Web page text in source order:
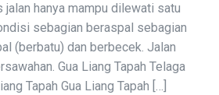
hanya mampu dilewati satu
sebagian beraspal sebagian
(berbatu) dan berbecek. Jalan
Gua Liang Tapah Telaga
Tapah Gua Liang Tapah […]